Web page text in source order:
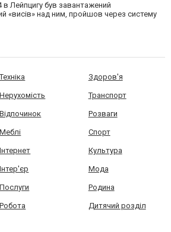
в Лейпцигу був завантажений
«висів» над ним, пройшов через систему
Техніка Здоров'я
Нерухомість Транспорт
Відпочинок Розваги
Меблі Спорт
Інтернет Культура
Інтер'єр Мода
Послуги Родина
Робота Дитячий розділ